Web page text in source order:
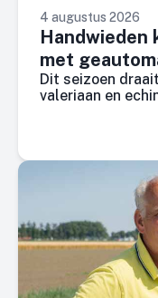
4 augustus 2026
Handwieden
met
Dit seizoen
valeriaan en